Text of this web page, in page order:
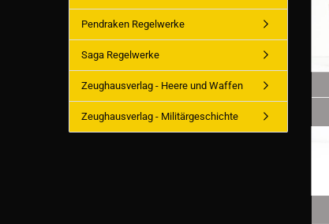
Pendraken Regelwerke
Saga Regelwerke
Zeughausverlag - Heere und Waffen
Zeughausverlag - Militärgeschichte